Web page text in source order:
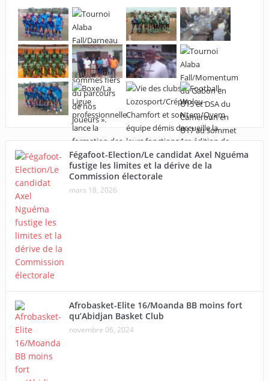
Fégafoot-Election/Le candidat Axel Nguéma
fustige les limites et la dérive de la
Commission électorale
mars 18, 2026
Afrobasket-Elite 16/Moanda BB moins fort
qu’Abidjan Basket Club
novembre 06, 2024